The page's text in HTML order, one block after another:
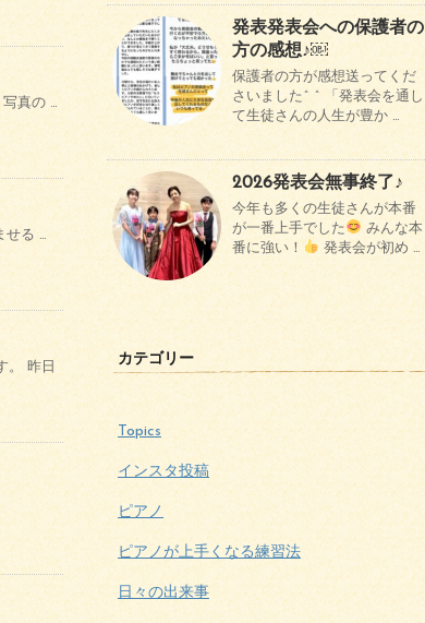
真の …
せる …
。 昨日
発表発表会への保護者の
方の感想♪￼
保護者の方が感想送ってくだ
さいました^ ^ 「発表会を通し
て生徒さんの人生が豊か …
2026発表会無事終了♪
今年も多くの生徒さんが本番
が一番上手でした
みんな本
番に強い！
発表会が初め …
カテゴリー
Topics
インスタ投稿
ピアノ
ピアノが上手くなる練習法
日々の出来事